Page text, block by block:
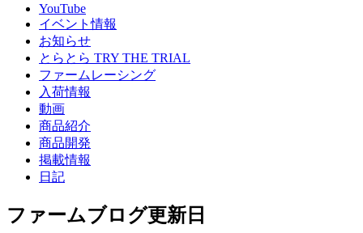
YouTube
イベント情報
お知らせ
とらとら TRY THE TRIAL
ファームレーシング
入荷情報
動画
商品紹介
商品開発
掲載情報
日記
ファームブログ更新日